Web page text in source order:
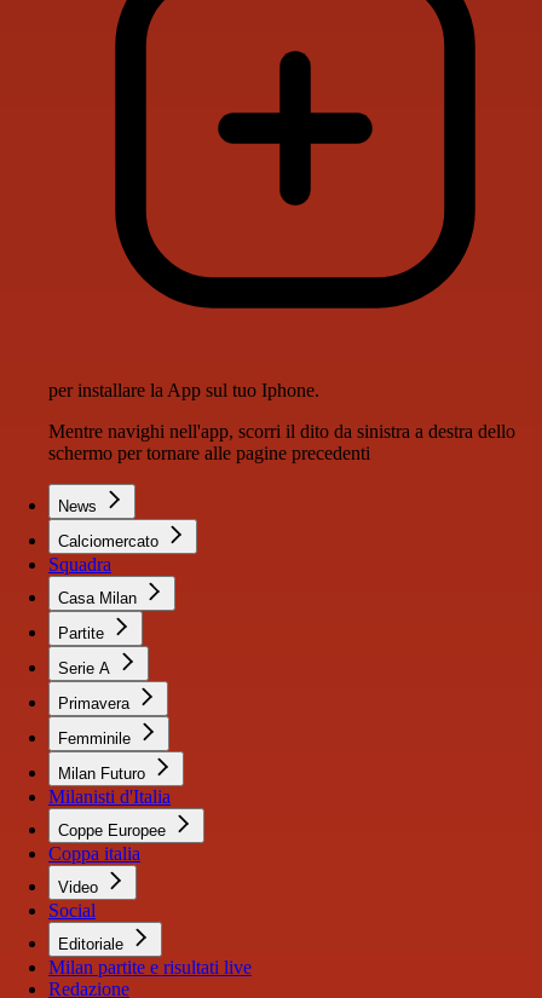
per installare la App sul tuo Iphone.
Mentre navighi nell'app, scorri il dito da sinistra a destra dello
schermo per tornare alle pagine precedenti
News
Calciomercato
Squadra
Casa Milan
Partite
Serie A
Primavera
Femminile
Milan Futuro
Milanisti d'Italia
Coppe Europee
Coppa italia
Video
Social
Editoriale
Milan partite e risultati live
Redazione